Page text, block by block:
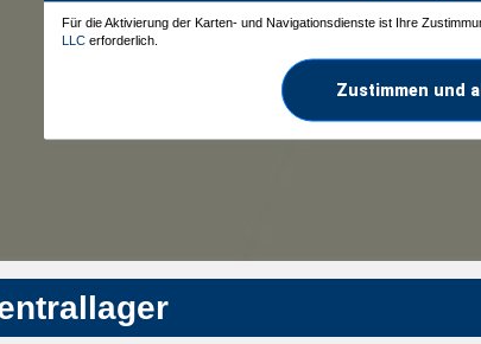
Für die Aktivierung der Karten- und Navigationsdienste ist Ihre
LLC erforderlich.
Zustimmen und